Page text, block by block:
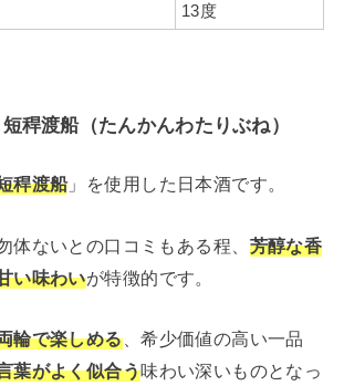
13度
稈渡船（たんかんわたりぶね）
稈渡船」を使用した日本酒です。
体ないとの口コミもある程、 芳醇な香
い味わいが特徴的です。
輪で楽しめる、希少価値の高い一品
葉がよく似合う味わい深いものとなっ